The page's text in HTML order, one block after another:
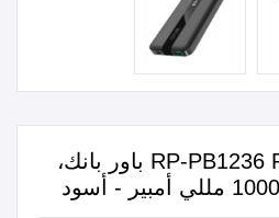
راف باور بايونير RP-PB1236 PD باور بانك،